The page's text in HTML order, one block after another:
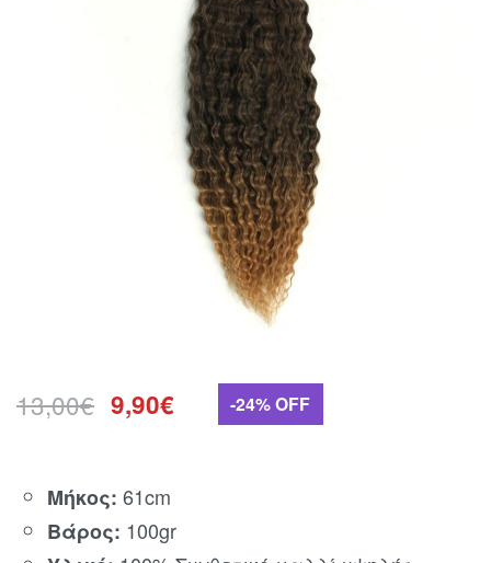
13,00€ 9,90€ -24% OFF
Μήκος: 61cm
Βάρος: 100gr